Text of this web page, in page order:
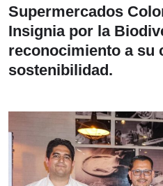
Supermercados
Insignia por la
reconocimiento a su
sostenibilidad.